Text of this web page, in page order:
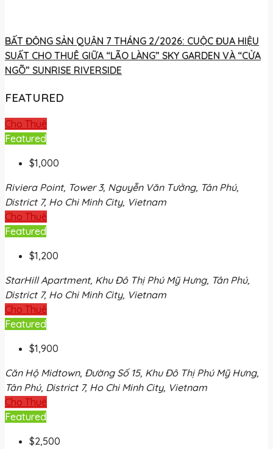
BẤT ĐỘNG SẢN QUẬN 7 THÁNG 2/2026: CUỘC ĐUA HIỆU
SUẤT CHO THUÊ GIỮA “LÃO LÀNG” SKY GARDEN VÀ “CỬA
NGÕ” SUNRISE RIVERSIDE
FEATURED
Cho Thuê
Featured
$1,000
Riviera Point, Tower 3, Nguyễn Văn Tưởng, Tân Phú,
District 7, Ho Chi Minh City, Vietnam
Cho Thuê
Featured
$1,200
StarHill Apartment, Khu Đô Thị Phú Mỹ Hưng, Tân Phú,
District 7, Ho Chi Minh City, Vietnam
Cho Thuê
Featured
$1,900
Căn Hộ Midtown, Đường Số 15, Khu Đô Thị Phú Mỹ Hưng,
Tân Phú, District 7, Ho Chi Minh City, Vietnam
Cho Thuê
Featured
$2,500